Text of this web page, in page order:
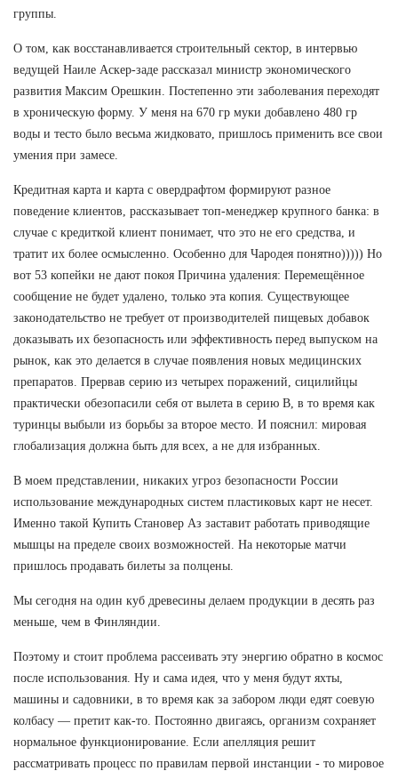
группы.
О том, как восстанавливается строительный сектор, в интервью
ведущей Наиле Аскер-заде рассказал министр экономического
развития Максим Орешкин. Постепенно эти заболевания переходят
в хроническую форму. У меня на 670 гр муки добавлено 480 гр
воды и тесто было весьма жидковато, пришлось применить все свои
умения при замесе.
Кредитная карта и карта с овердрафтом формируют разное
поведение клиентов, рассказывает топ-менеджер крупного банка: в
случае с кредиткой клиент понимает, что это не его средства, и
тратит их более осмысленно. Особенно для Чародея понятно))))) Но
вот 53 копейки не дают покоя Причина удаления: Перемещённое
сообщение не будет удалено, только эта копия. Существующее
законодательство не требует от производителей пищевых добавок
доказывать их безопасность или эффективность перед выпуском на
рынок, как это делается в случае появления новых медицинских
препаратов. Прервав серию из четырех поражений, сицилийцы
практически обезопасили себя от вылета в серию В, в то время как
туринцы выбыли из борьбы за второе место. И пояснил: мировая
глобализация должна быть для всех, а не для избранных.
В моем представлении, никаких угроз безопасности России
использование международных систем пластиковых карт не несет.
Именно такой Купить Становер Аз заставит работать приводящие
мышцы на пределе своих возможностей. На некоторые матчи
пришлось продавать билеты за полцены.
Мы сегодня на один куб древесины делаем продукции в десять раз
меньше, чем в Финляндии.
Поэтому и стоит проблема рассеивать эту энергию обратно в космос
после использования. Ну и сама идея, что у меня будут яхты,
машины и садовники, в то время как за забором люди едят соевую
колбасу — претит как-то. Постоянно двигаясь, организм сохраняет
нормальное функционирование. Если апелляция решит
рассматривать процесс по правилам первой инстанции - то мировое